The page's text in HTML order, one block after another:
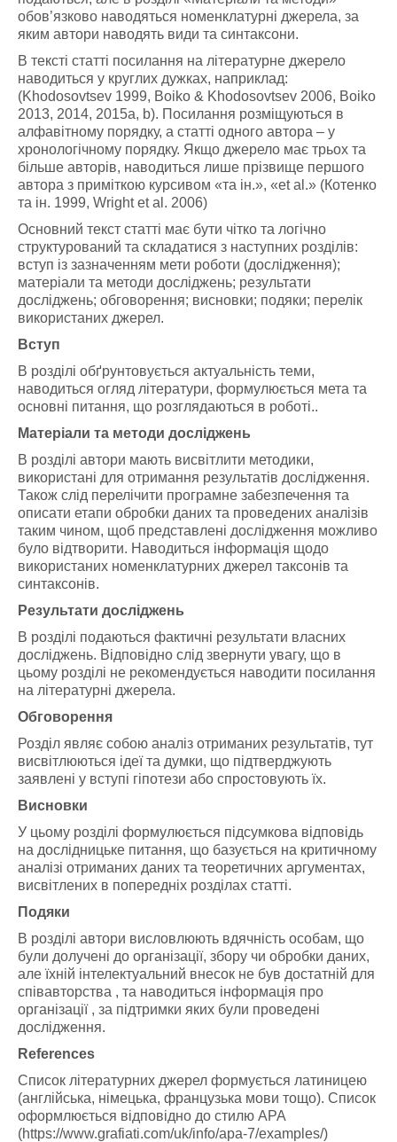
обов’язково наводяться номенклатурні джерела, за
яким автори наводять види та синтаксони.
В тексті статті посилання на літературне джерело
наводиться у круглих дужках, наприклад:
(Khodosovtsev 1999, Boiko & Khodosovtsev 2006, Boiko
2013, 2014, 2015a, b). Посилання розміщуються в
алфавітному порядку, а статті одного автора – у
хронологічному порядку. Якщо джерело має трьох та
більше авторів, наводиться лише прізвище першого
автора з приміткою курсивом «та ін.», «et al.» (Котенко
та ін. 1999, Wright et al. 2006)
Основний текст статті має бути чітко та логічно
структурований та складатися з наступних розділів:
вступ із зазначенням мети роботи (дослідження);
матеріали та методи досліджень; результати
досліджень; обговорення; висновки; подяки; перелік
використаних джерел.
Вступ
В розділі обґрунтовується актуальність теми,
наводиться огляд літератури, формулюється мета та
основні питання, що розглядаються в роботі..
Матеріали та методи досліджень
В розділі автори мають висвітлити методики,
використані для отримання результатів дослідження.
Також слід перелічити програмне забезпечення та
описати етапи обробки даних та проведених аналізів
таким чином, щоб представлені дослідження можливо
було відтворити. Наводиться інформація щодо
використаних номенклатурних джерел таксонів та
синтаксонів.
Результати досліджень
В розділі подаються фактичні результати власних
досліджень. Відповідно слід звернути увагу, що в
цьому розділі не рекомендується наводити посилання
на літературні джерела.
Обговорення
Розділ являє собою аналіз отриманих результатів, тут
висвітлюються ідеї та думки, що підтверджують
заявлені у вступі гіпотези або спростовують їх.
Висновки
У цьому розділі формулюється підсумкова відповідь
на дослідницьке питання, що базується на критичному
аналізі отриманих даних та теоретичних аргументах,
висвітлених в попередніх розділах статті.
Подяки
В розділі автори висловлюють вдячність особам, що
були долучені до організації, збору чи обробки даних,
але їхній інтелектуальний внесок не був достатній для
співавторства , та наводиться інформація про
організації , за підтримки яких були проведені
дослідження.
References
Список літературних джерел формується латиницею
(англійська, німецька, французька мови тощо). Список
оформлюється відповідно до стилю АРА
(https://www.grafiati.com/uk/info/apa-7/examples/)